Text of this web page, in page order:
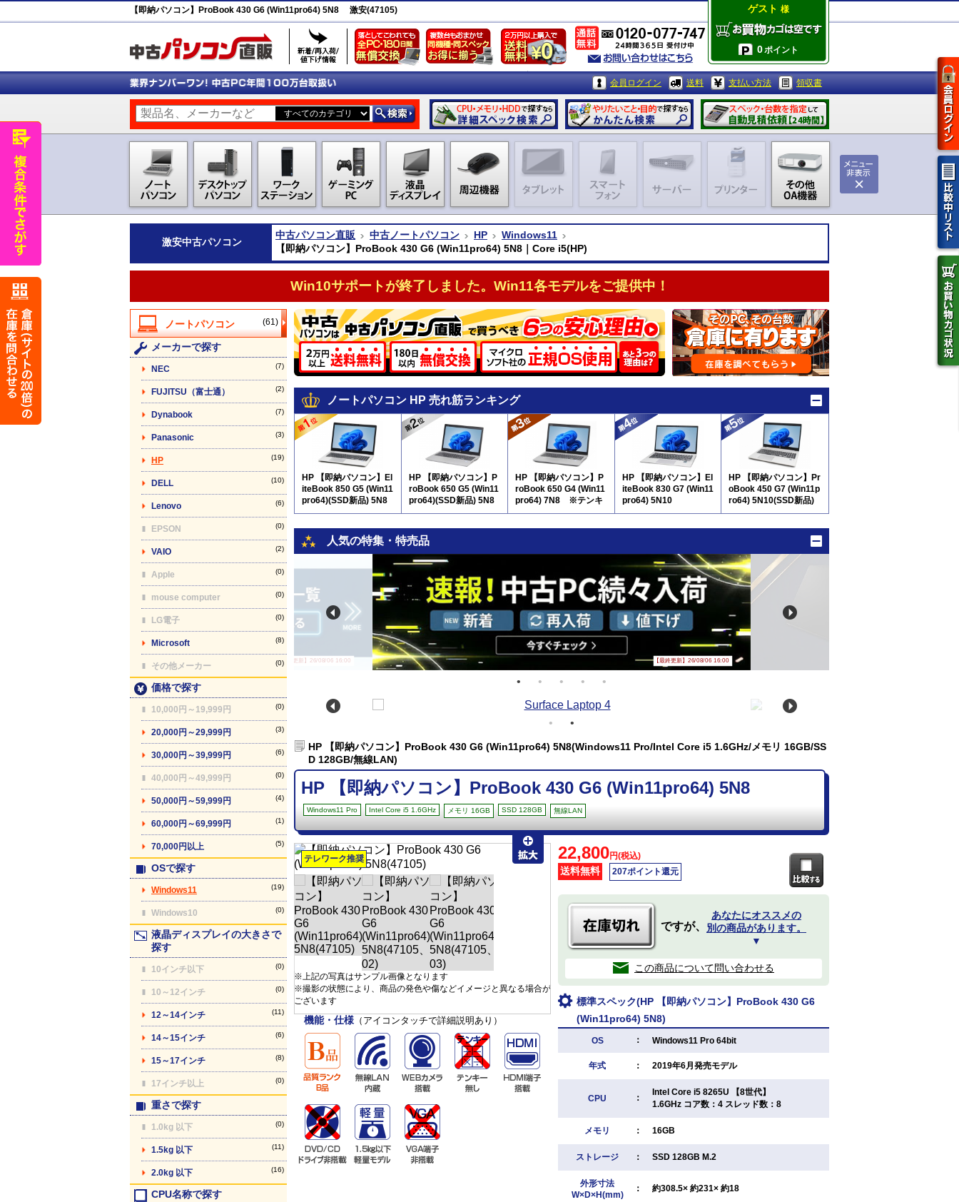
【即納パソコン】ProBook 430 G6 (Win11pro64) 5N8 激安(47105) ゲスト 様
0ポイント
会員ログイン 送料 支払い方法 領収書
激安中古パソコン
中古パソコン直販 中古ノートパソコン HP
Windows11
【即納パソコン】ProBook 430 G6 (Win11pro64) 5N8｜Core i5(HP)
Win10サポートが終了しました。Win11各モデルをご提供中！
(61)
メーカーで探す
NEC (7)
FUJITSU（富士通） (2)
Dynabook (7)
Panasonic (3)
HP (19)
DELL (10)
Lenovo (6)
EPSON (0)
VAIO (2)
Apple (0)
mouse computer (0)
LG電子 (0)
Microsoft (8)
その他メーカー (0)
価格で探す
10,000円～19,999円 (0)
20,000円～29,999円 (3)
30,000円～39,999円 (6)
40,000円～49,999円 (0)
50,000円～59,999円 (4)
60,000円～69,999円 (1)
70,000円以上 (5)
OSで探す
Windows11 (19)
Windows10 (0)
液晶ディスプレイの大きさで
探す
10インチ以下 (0)
10～12インチ (0)
12～14インチ (11)
14～15インチ (6)
15～17インチ (8)
17インチ以上 (0)
重さで探す
1.0kg 以下 (0)
1.5kg 以下 (11)
2.0kg 以下 (16)
CPU名称で探す
ノートパソコン HP 売れ筋ランキング
HP 【即納パソコン】El
iteBook 850 G5 (Win11
pro64)(SSD新品) 5N8
※テンキー付
HP 【即納パソコン】P
roBook 650 G5 (Win11
pro64)(SSD新品) 5N8
※テンキー付
HP 【即納パソコン】P
roBook 650 G4 (Win11
pro64) 7N8 ※テンキ
ー付
HP 【即納パソコン】El
iteBook 830 G7 (Win11
pro64) 5N10
HP 【即納パソコン】Pr
oBook 450 G7 (Win11p
ro64) 5N10(SSD新品)
※テンキー付
人気の特集・特売品
【最終更新】26/08/06 16:00 【最終更新】26/08/06 16:00
HP 【即納パソコン】ProBook 430 G6 (Win11pro64) 5N8(Windows11 Pro/Intel Core i5 1.6GHz/メモリ 16GB/SS
D 128GB/無線LAN)
HP 【即納パソコン】ProBook 430 G6 (Win11pro64) 5N8
Windows11 Pro Intel Core i5 1.6GHz メモリ 16GB SSD 128GB 無線LAN
テレワーク推奨
※上記の写真はサンプル画像となります
※撮影の状態により、商品の発色や傷などイメージと異なる場合が
ございます
機能・仕様 （アイコンタッチで詳細説明あり）
22,800円(税込)
送料無料 207ポイント還元
ですが、
あなたにオススメの
別の商品があります。
▼
この商品について問い合わせる
標準スペック(HP 【即納パソコン】ProBook 430 G6
(Win11pro64) 5N8)
OS ： Windows11 Pro 64bit
年式 ： 2019年6月発売モデル
CPU ：
Intel Core i5 8265U 【8世代】
1.6GHz コア数：4 スレッド数：8
メモリ ： 16GB
ストレージ ： SSD 128GB M.2
外形寸法
W×D×H(mm)
： 約308.5× 約231× 約18